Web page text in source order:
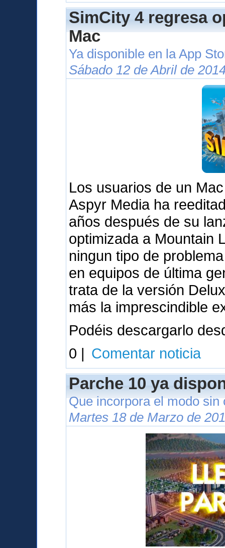
SimCity 4 regresa
Mac
Ya disponible en la App
Sábado 12 de Abril de
Los usuarios de un
Aspyr Media ha
años después de su
optimizada a Mountain
ningun tipo de
en equipos de última
trata de la versión
más la imprescindible
Podéis descargarlo
0 | Comentar noticia
Parche 10 ya
Que incorpora el modo sin
Martes 18 de Marzo de